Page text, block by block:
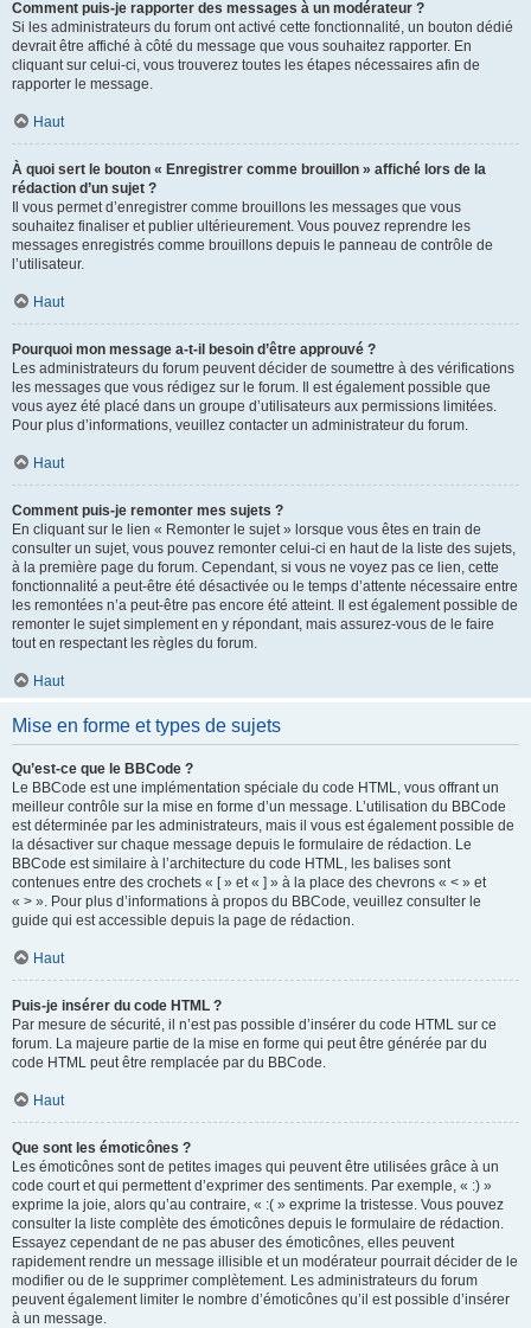
Comment puis-je rapporter des messages à un modérateur ?
Si les administrateurs du forum ont activé cette fonctionnalité, un bouton dédié
devrait être affiché à côté du message que vous souhaitez rapporter. En
cliquant sur celui-ci, vous trouverez toutes les étapes nécessaires afin de
rapporter le message.
Haut
À quoi sert le bouton « Enregistrer comme brouillon » affiché lors de la
rédaction d’un sujet ?
Il vous permet d’enregistrer comme brouillons les messages que vous
souhaitez finaliser et publier ultérieurement. Vous pouvez reprendre les
messages enregistrés comme brouillons depuis le panneau de contrôle de
l’utilisateur.
Haut
Pourquoi mon message a-t-il besoin d’être approuvé ?
Les administrateurs du forum peuvent décider de soumettre à des vérifications
les messages que vous rédigez sur le forum. Il est également possible que
vous ayez été placé dans un groupe d’utilisateurs aux permissions limitées.
Pour plus d’informations, veuillez contacter un administrateur du forum.
Haut
Comment puis-je remonter mes sujets ?
En cliquant sur le lien « Remonter le sujet » lorsque vous êtes en train de
consulter un sujet, vous pouvez remonter celui-ci en haut de la liste des sujets,
à la première page du forum. Cependant, si vous ne voyez pas ce lien, cette
fonctionnalité a peut-être été désactivée ou le temps d’attente nécessaire entre
les remontées n’a peut-être pas encore été atteint. Il est également possible de
remonter le sujet simplement en y répondant, mais assurez-vous de le faire
tout en respectant les règles du forum.
Haut
Mise en forme et types de sujets
Qu’est-ce que le BBCode ?
Le BBCode est une implémentation spéciale du code HTML, vous offrant un
meilleur contrôle sur la mise en forme d’un message. L’utilisation du BBCode
est déterminée par les administrateurs, mais il vous est également possible de
la désactiver sur chaque message depuis le formulaire de rédaction. Le
BBCode est similaire à l’architecture du code HTML, les balises sont
contenues entre des crochets « [ » et « ] » à la place des chevrons « < » et
« > ». Pour plus d’informations à propos du BBCode, veuillez consulter le
guide qui est accessible depuis la page de rédaction.
Haut
Puis-je insérer du code HTML ?
Par mesure de sécurité, il n’est pas possible d’insérer du code HTML sur ce
forum. La majeure partie de la mise en forme qui peut être générée par du
code HTML peut être remplacée par du BBCode.
Haut
Que sont les émoticônes ?
Les émoticônes sont de petites images qui peuvent être utilisées grâce à un
code court et qui permettent d’exprimer des sentiments. Par exemple, « :) »
exprime la joie, alors qu’au contraire, « :( » exprime la tristesse. Vous pouvez
consulter la liste complète des émoticônes depuis le formulaire de rédaction.
Essayez cependant de ne pas abuser des émoticônes, elles peuvent
rapidement rendre un message illisible et un modérateur pourrait décider de le
modifier ou de le supprimer complètement. Les administrateurs du forum
peuvent également limiter le nombre d’émoticônes qu’il est possible d’insérer
à un message.